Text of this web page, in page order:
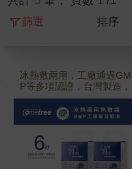
篩選 排序
冰熱敷兩用，工廠通過GM
P等多項認證，台灣製造，
品質保證